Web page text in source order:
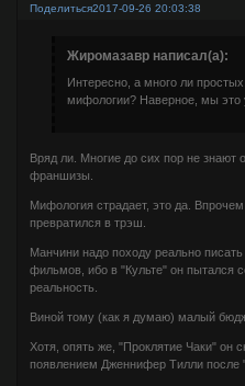
Поделиться2017-09-26 20:03:38
Жиромазавр написал(а):
Интересно, а много ли
мифологии? Наверное, мы это
Вряд ли. Многие до сих пор не знают
франшизы.
Мифология страдает, это да.
превратился в трэш.
Манчини надо походу реально
фильмов, ибо в "Культе" он пытался
реальность.
Виной тому (как я думаю) малый
Хотя, опять же, "Проклятие Чаки" он
появлением Дженнифер Тилли после